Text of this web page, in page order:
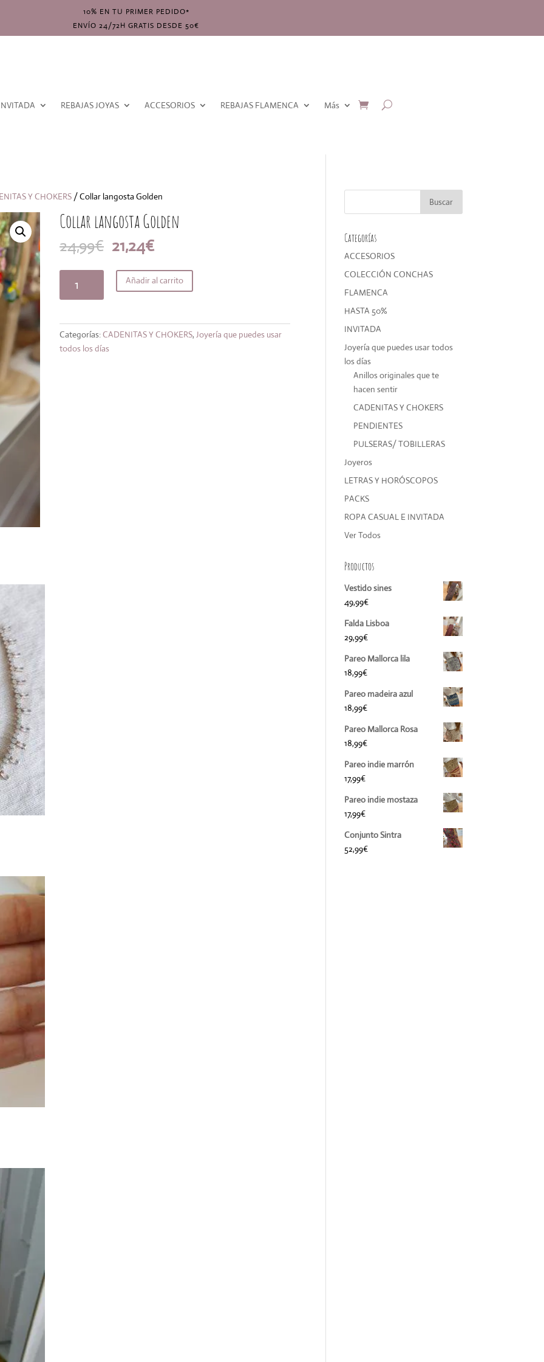
10% EN TU PRIMER PEDIDO*
ENVÍO 24/72H GRATIS DESDE 50€
REBAJAS JOYAS ACCESORIOS REBAJAS FLAMENCA Más
Y CHOKERS / Collar langosta Golden
Collar langosta Golden
24,99€ El
precio
original
era:
21,24€El
actual
es:
langosta
Añadir al carrito
Categorías:CADENITAS Y CHOKERS,Joyería que puedes usar
todos los días
Categorías
ACCESORIOS
COLECCIÓN CONCHAS
FLAMENCA
HASTA 50%
INVITADA
Joyería que puedes usar todos
los días
Anillos originales que te
hacen sentir
CADENITAS Y CHOKERS
PENDIENTES
PULSERAS/ TOBILLERAS
Joyeros
LETRAS Y HORÓSCOPOS
PACKS
ROPA CASUAL E INVITADA
Ver Todos
Productos
Vestido sines
49,99€
Falda Lisboa
29,99€
Pareo Mallorca lila
18,99€
Pareo madeira azul
18,99€
Pareo Mallorca Rosa
18,99€
Pareo indie marrón
17,99€
Pareo indie mostaza
17,99€
Conjunto Sintra
52,99€